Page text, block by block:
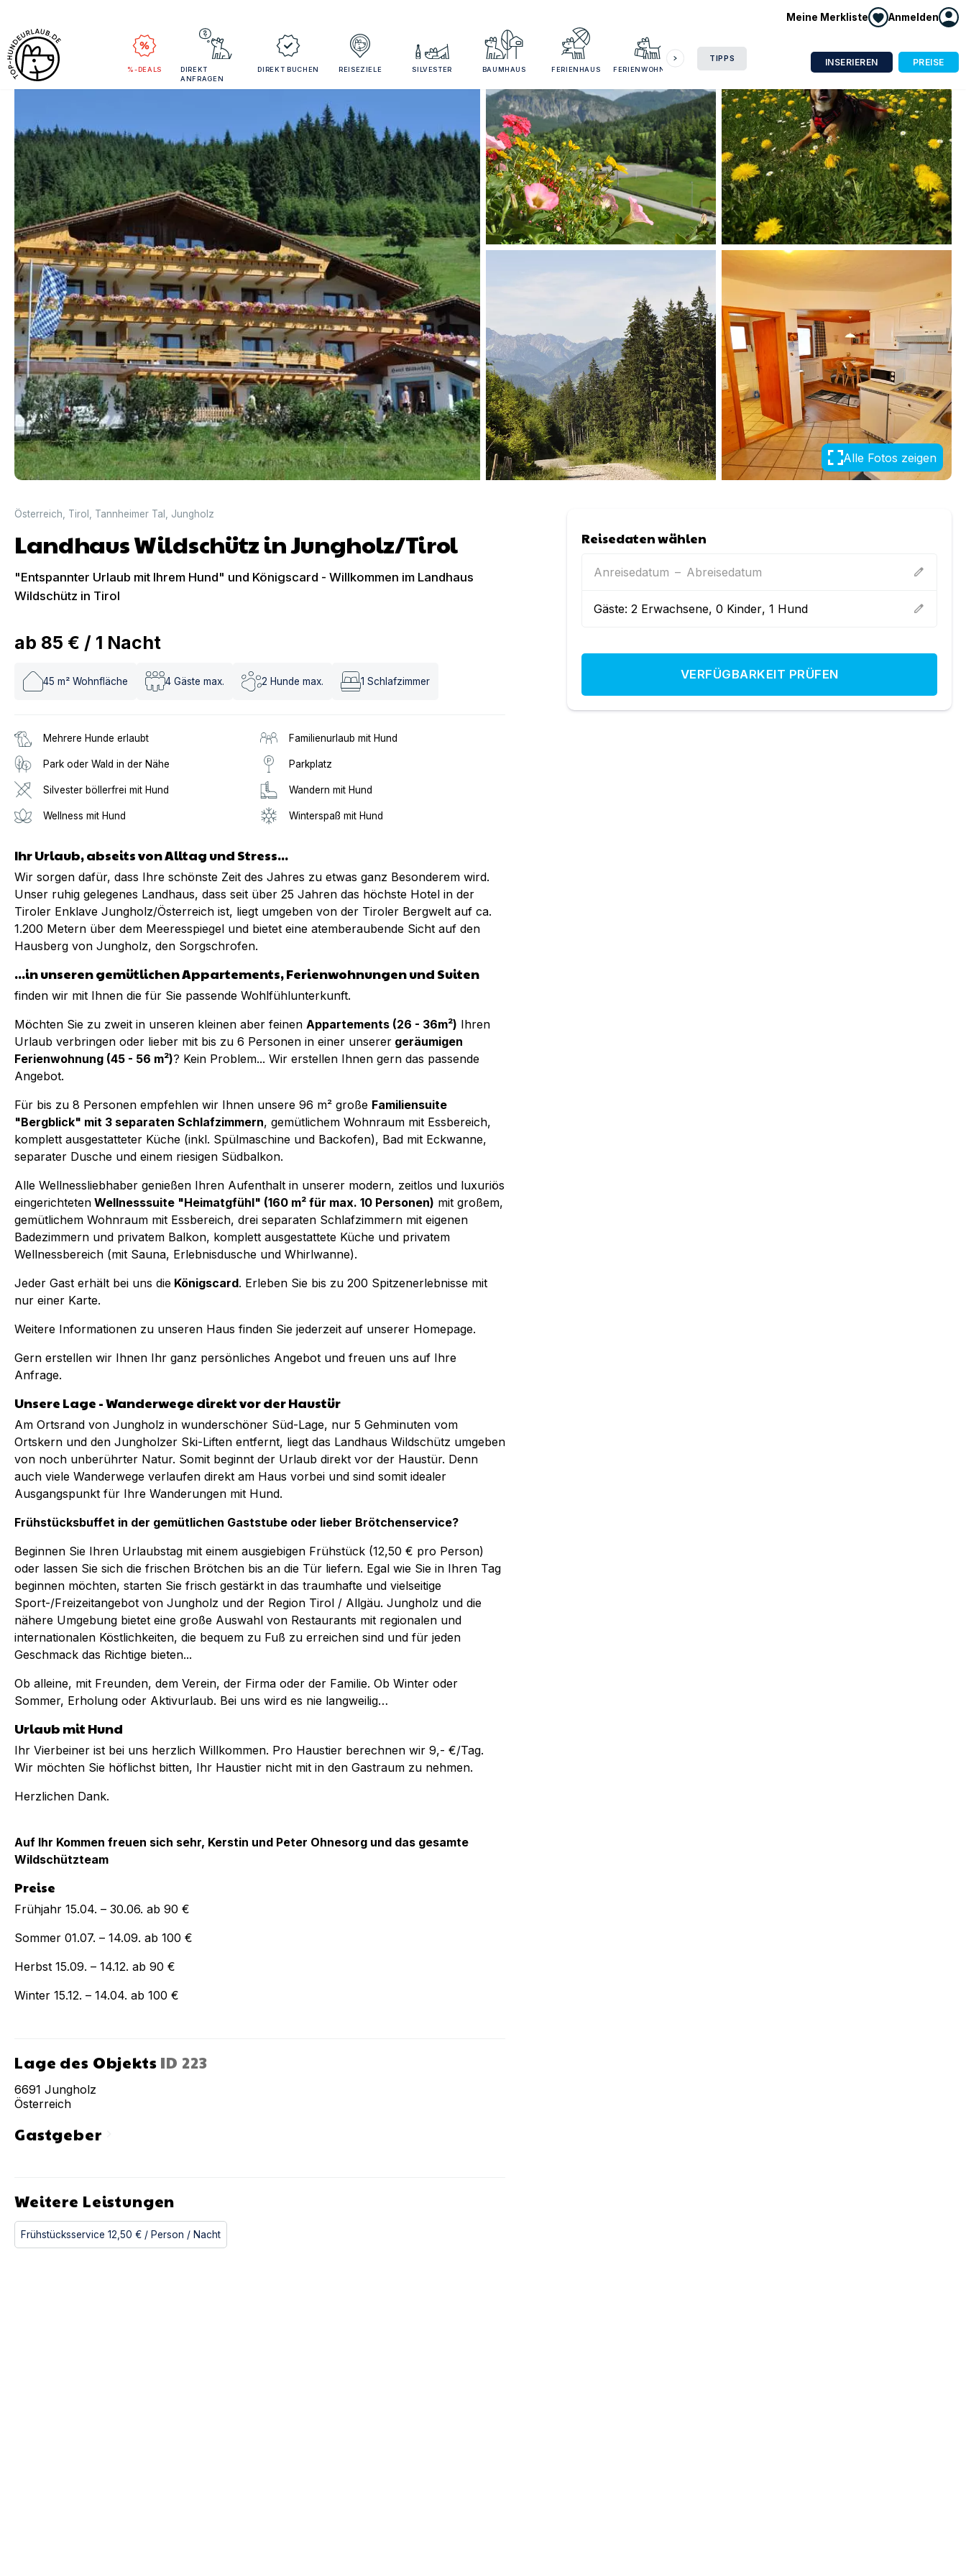
Meine Merkliste Anmelden
%-DEALS
DIREKT
ANFRAGEN
DIREKT BUCHEN REISEZIELE SILVESTER BAUMHAUS FERIENHAUS FERIENWOHNUNG
TIPPS INSERIEREN PREISE
Alle Fotos zeigen
Österreich Tirol Tannheimer Tal Jungholz
Landhaus Wildschütz in Jungholz/Tirol
"Entspannter Urlaub mit Ihrem Hund" und Königscard - Willkommen im Landhaus
Wildschütz in Tirol
ab 85 € / 1 Nacht
45 m² Wohnfläche 4 Gäste max. 2 Hunde max. 1 Schlafzimmer
Mehrere Hunde erlaubt Familienurlaub mit Hund
Park oder Wald in der Nähe Parkplatz
Silvester böllerfrei mit Hund Wandern mit Hund
Wellness mit Hund Winterspaß mit Hund
Ihr Urlaub, abseits von Alltag und Stress...
Wir sorgen dafür, dass Ihre schönste Zeit des Jahres zu etwas ganz Besonderem wird.
Unser ruhig gelegenes Landhaus, dass seit über 25 Jahren das höchste Hotel in der
Tiroler Enklave Jungholz/Österreich ist, liegt umgeben von der Tiroler Bergwelt auf ca.
1.200 Metern über dem Meeresspiegel und bietet eine atemberaubende Sicht auf den
Hausberg von Jungholz, den Sorgschrofen.
...in unseren gemütlichen Appartements, Ferienwohnungen und Suiten
finden wir mit Ihnen die für Sie passende Wohlfühlunterkunft.
Möchten Sie zu zweit in unseren kleinen aber feinen Appartements (26 - 36m²) Ihren
Urlaub verbringen oder lieber mit bis zu 6 Personen in einer unserer geräumigen
Ferienwohnung (45 - 56 m²)? Kein Problem... Wir erstellen Ihnen gern das passende
Angebot.
Für bis zu 8 Personen empfehlen wir Ihnen unsere 96 m² große Familiensuite
"Bergblick" mit 3 separaten Schlafzimmern, gemütlichem Wohnraum mit Essbereich,
komplett ausgestatteter Küche (inkl. Spülmaschine und Backofen), Bad mit Eckwanne,
separater Dusche und einem riesigen Südbalkon.
Alle Wellnessliebhaber genießen Ihren Aufenthalt in unserer modern, zeitlos und luxuriös
eingerichteten Wellnesssuite "Heimatgfühl" (160 m² für max. 10 Personen) mit großem,
gemütlichem Wohnraum mit Essbereich, drei separaten Schlafzimmern mit eigenen
Badezimmern und privatem Balkon, komplett ausgestattete Küche und privatem
Wellnessbereich (mit Sauna, Erlebnisdusche und Whirlwanne).
Jeder Gast erhält bei uns die Königscard. Erleben Sie bis zu 200 Spitzenerlebnisse mit
nur einer Karte.
Weitere Informationen zu unseren Haus finden Sie jederzeit auf unserer Homepage.
Gern erstellen wir Ihnen Ihr ganz persönliches Angebot und freuen uns auf Ihre
Anfrage.
Unsere Lage - Wanderwege direkt vor der Haustür
Am Ortsrand von Jungholz in wunderschöner Süd-Lage, nur 5 Gehminuten vom
Ortskern und den Jungholzer Ski-Liften entfernt, liegt das Landhaus Wildschütz umgeben
von noch unberührter Natur. Somit beginnt der Urlaub direkt vor der Haustür. Denn
auch viele Wanderwege verlaufen direkt am Haus vorbei und sind somit idealer
Ausgangspunkt für Ihre Wanderungen mit Hund.
Frühstücksbuffet in der gemütlichen Gaststube oder lieber Brötchenservice?
Beginnen Sie Ihren Urlaubstag mit einem ausgiebigen Frühstück (12,50 € pro Person)
oder lassen Sie sich die frischen Brötchen bis an die Tür liefern. Egal wie Sie in Ihren Tag
beginnen möchten, starten Sie frisch gestärkt in das traumhafte und vielseitige
Sport-/Freizeitangebot von Jungholz und der Region Tirol / Allgäu. Jungholz und die
nähere Umgebung bietet eine große Auswahl von Restaurants mit regionalen und
internationalen Köstlichkeiten, die bequem zu Fuß zu erreichen sind und für jeden
Geschmack das Richtige bieten...
Ob alleine, mit Freunden, dem Verein, der Firma oder der Familie. Ob Winter oder
Sommer, Erholung oder Aktivurlaub. Bei uns wird es nie langweilig…
Urlaub mit Hund
Ihr Vierbeiner ist bei uns herzlich Willkommen. Pro Haustier berechnen wir 9,- €/Tag.
Wir möchten Sie höflichst bitten, Ihr Haustier nicht mit in den Gastraum zu nehmen.
Herzlichen Dank.
Auf Ihr Kommen freuen sich sehr, Kerstin und Peter Ohnesorg und das gesamte
Wildschützteam
Preise
Frühjahr 15.04. – 30.06. ab 90 €
Sommer 01.07. – 14.09. ab 100 €
Herbst 15.09. – 14.12. ab 90 €
Winter 15.12. – 14.04. ab 100 €
Lage des Objekts ID 223
6691 Jungholz
Österreich
Gastgeberchevron_right
Weitere Leistungen
Frühstücksservice 12,50 € / Person / Nacht
Reisedaten wählen
Anreisedatum – Abreisedatum edit
Gäste:2 Erwachsene,0 Kinder,1 Hund edit
VERFÜGBARKEIT PRÜFEN